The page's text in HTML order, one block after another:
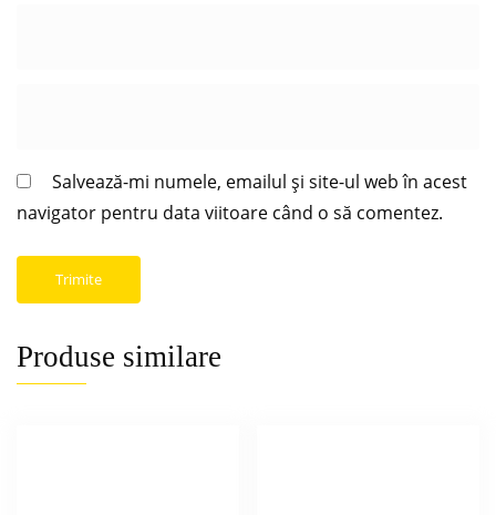
Salvează-mi numele, emailul și site-ul web în acest
navigator pentru data viitoare când o să comentez.
Produse similare